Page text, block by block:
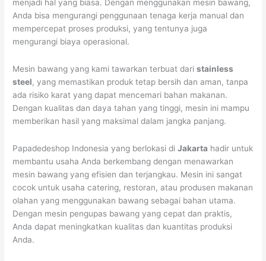
menjadi hal yang biasa. Dengan menggunakan mesin bawang,
Anda bisa mengurangi penggunaan tenaga kerja manual dan
mempercepat proses produksi, yang tentunya juga
mengurangi biaya operasional.
Mesin bawang yang kami tawarkan terbuat daristainless
steel, yang memastikan produk tetap bersih dan aman, tanpa
ada risiko karat yang dapat mencemari bahan makanan.
Dengan kualitas dan daya tahan yang tinggi, mesin ini mampu
memberikan hasil yang maksimal dalam jangka panjang.
Papadedeshop Indonesia yang berlokasi diJakarta hadir untuk
membantu usaha Anda berkembang dengan menawarkan
mesin bawang yang efisien dan terjangkau. Mesin ini sangat
cocok untuk usaha catering, restoran, atau produsen makanan
olahan yang menggunakan bawang sebagai bahan utama.
Dengan mesin pengupas bawang yang cepat dan praktis,
Anda dapat meningkatkan kualitas dan kuantitas produksi
Anda.